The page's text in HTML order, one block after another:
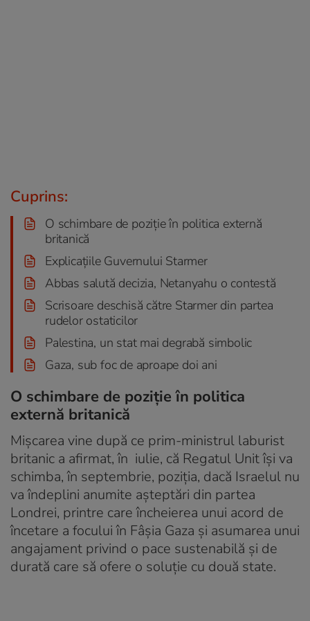
Cuprins:
O schimbare de poziție în politica externă
britanică
Explicațiile Guvernului Starmer
Abbas salută decizia, Netanyahu o contestă
Scrisoare deschisă către Starmer din partea
rudelor ostaticilor
Palestina, un stat mai degrabă simbolic
Gaza, sub foc de aproape doi ani
O schimbare de poziție în politica
externă britanică
Mişcarea vine după ce prim-ministrul laburist
britanic a afirmat, în iulie, că Regatul Unit îşi va
schimba, în septembrie, poziţia, dacă Israelul nu
va îndeplini anumite așteptări din partea
Londrei, printre care încheierea unui acord de
încetare a focului în Fâșia Gaza şi asumarea unui
angajament privind o pace sustenabilă şi de
durată care să ofere o soluţie cu două state.